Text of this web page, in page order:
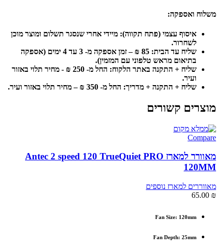
משלוח ואספקה:
איסוף עצמי (פתח תקווה): מיידי אחרי שנסגר תשלום ומוצר מוכן
לשחרור.
שליח עד הבית: 85 ₪ – זמן אספקה מ- 3 עד 4 ימים (אספקה
בתיאום מראש טלפוני עם המזמין).
שליח + התקנה באתר הלקוח: החל מ- 250 ₪ - מחיר תלוי באזור
ועיר.
שליח + התקנה + מדריך: החל מ- 350 ₪ – מחיר תלוי באזור ועיר.
מוצרים קשורים
Compare
מאוורר למארז Antec 2 speed 120 TrueQuiet PRO
120MM
מאווררים למארז נוספים
65.00 ₪
Fan Size: 120mm
Fan Depth: 25mm